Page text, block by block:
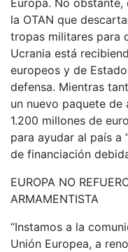
la OTAN que
tropas militares para
Ucrania está
europeos y de
defensa. Mientras
un nuevo paquete de
1.200 millones de
para ayudar al país a
de financiación
EUROPA NO
ARMAMENTISTA
“Instamos a la
Unión Europea, a